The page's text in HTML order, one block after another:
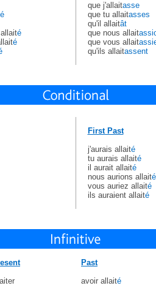
é
é
é
que j'allaitasse
que tu allaitasses
qu'il allaitât
que nous allait
que vous allait
qu'ils allaitassent
First Past
j'aurais allaité
tu aurais allaité
il aurait allaité
nous aurions allaité
vous auriez allaité
ils auraient allaité
Past
avoir allaité